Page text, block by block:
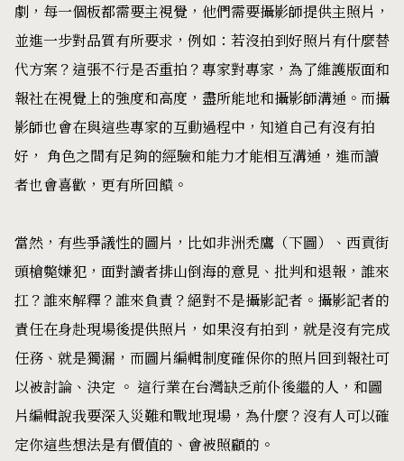
劇，每一個板都需要主視覺，他們需要攝影師提供主照片，
並進一步對品質有所要求，例如：若沒拍到好照片有什麼替
代方案？這張不行是否重拍？專家對專家，為了維護版面和
報社在視覺上的強度和高度，盡所能地和攝影師溝通。而攝
影師也會在與這些專家的互動過程中，知道自己有沒有拍
好， 角色之間有足夠的經驗和能力才能相互溝通，進而讀
者也會喜歡，更有所回饋。
當然，有些爭議性的圖片，比如非洲禿鷹（下圖）、西貢街
頭槍斃嫌犯，面對讀者排山倒海的意見、批判和退報，誰來
扛？誰來解釋？誰來負責？絕對不是攝影記者。攝影記者的
責任在身赴現場後提供照片，如果沒有拍到，就是沒有完成
任務、就是獨漏，而圖片編輯制度確保你的照片回到報社可
以被討論、決定 。 這行業在台灣缺乏前仆後繼的人，和圖
片編輯說我要深入災難和戰地現場，為什麼？沒有人可以確
定你這些想法是有價值的、會被照顧的。